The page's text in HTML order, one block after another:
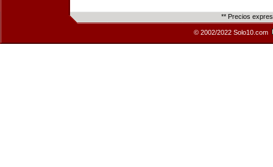
** Precios
© 2002/2022 Solo10.com